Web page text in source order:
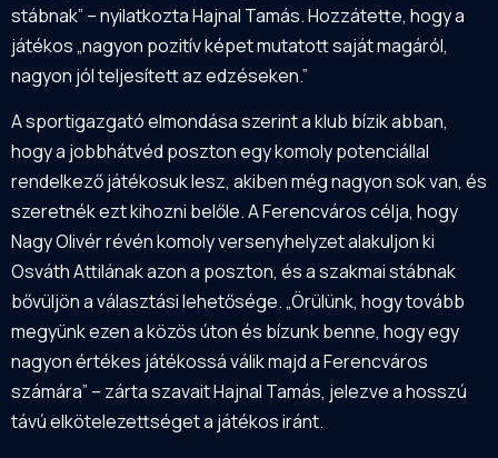
stábnak” – nyilatkozta Hajnal Tamás. Hozzátette, hogy a
játékos „nagyon pozitív képet mutatott saját magáról,
nagyon jól teljesített az edzéseken.”
A sportigazgató elmondása szerint a klub bízik abban,
hogy a jobbhátvéd poszton egy komoly potenciállal
rendelkező játékosuk lesz, akiben még nagyon sok van, és
szeretnék ezt kihozni belőle. A Ferencváros célja, hogy
Nagy Olivér révén komoly versenyhelyzet alakuljon ki
Osváth Attilának azon a poszton, és a szakmai stábnak
bővüljön a választási lehetősége. „Örülünk, hogy tovább
megyünk ezen a közös úton és bízunk benne, hogy egy
nagyon értékes játékossá válik majd a Ferencváros
számára” – zárta szavait Hajnal Tamás, jelezve a hosszú
távú elkötelezettséget a játékos iránt.